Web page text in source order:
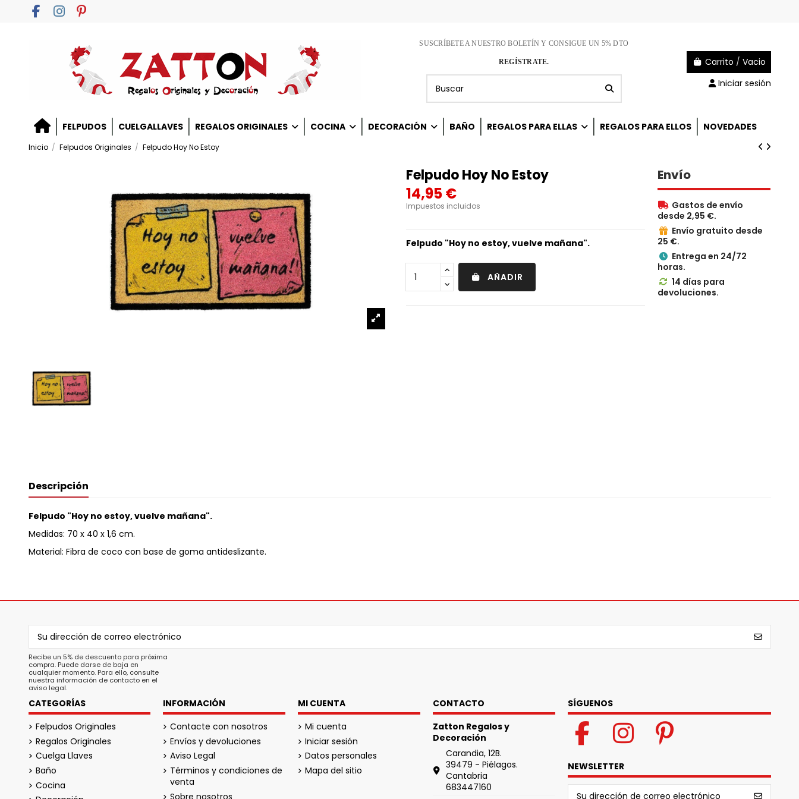
SUSCRÍBETE A NUESTRO BOLETÍN Y CONSIGUE UN 5% DTO
REGÍSTRATE. Carrito / Vacio
Iniciar sesión
FELPUDOS CUELGALLAVES REGALOS ORIGINALES COCINA DECORACIÓN BAÑO REGALOS PARA ELLAS REGALOS PARA ELLOS NOVEDADES
Inicio Felpudos Originales Felpudo Hoy No Estoy
Felpudo Hoy No Estoy
14,95 €
Impuestos incluidos
Felpudo "Hoy no estoy, vuelve mañana".
AÑADIR
Envío
 Gastos de envío
desde 2,95 €.
 Envío gratuito desde
25 €.
 Entrega en 24/72
horas.
 14 días para
devoluciones.
Descripción
Felpudo "Hoy no estoy, vuelve mañana".
Medidas: 70 x 40 x 1,6 cm.
Material: Fibra de coco con base de goma antideslizante.
Recibe un 5% de descuento para próxima
compra. Puede darse de baja en
cualquier momento. Para ello, consulte
nuestra información de contacto en el
aviso legal.
CATEGORÍAS
Felpudos Originales
Regalos Originales
Cuelga Llaves
Baño
Cocina
INFORMACIÓN
Contacte con nosotros
Envíos y devoluciones
Aviso Legal
Términos y condiciones de
venta
Sobre nosotros
MI CUENTA
Mi cuenta
Iniciar sesión
Datos personales
Mapa del sitio
CONTACTO
Zatton Regalos y
Decoración
Carandia, 12B.
39479 - Piélagos.
Cantabria
683447160
SÍGUENOS
NEWSLETTER